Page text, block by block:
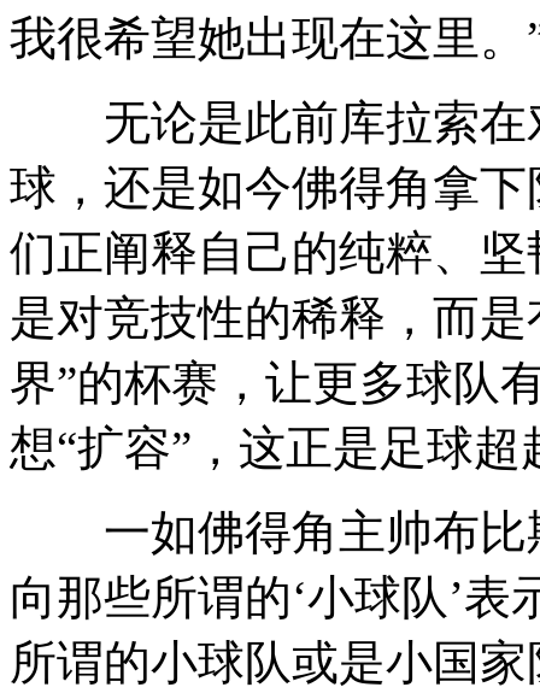
我很希望她出现在这里
无论是此前库拉索在
球，还是如今佛得角拿
们正阐释自己的纯粹、
是对竞技性的稀释，而
界”的杯赛，让更多球队
想“扩容”，这正是足球
一如佛得角主帅布比
向那些所谓的‘小球队’
所谓的小球队或是小国